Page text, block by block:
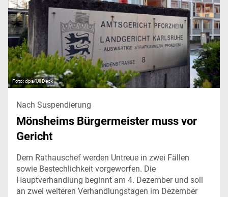
dpa/Uli Deck
Nach Suspendierung
Mönsheims Bürgermeister muss vor
Gericht
Dem Rathauschef werden Untreue in zwei Fällen
sowie Bestechlichkeit vorgeworfen. Die
Hauptverhandlung beginnt am 4. Dezember und soll
an zwei weiteren Verhandlungstagen im Dezember